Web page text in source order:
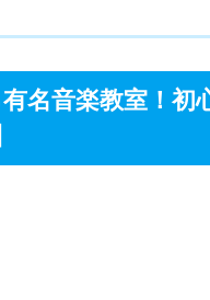
名音楽教室！